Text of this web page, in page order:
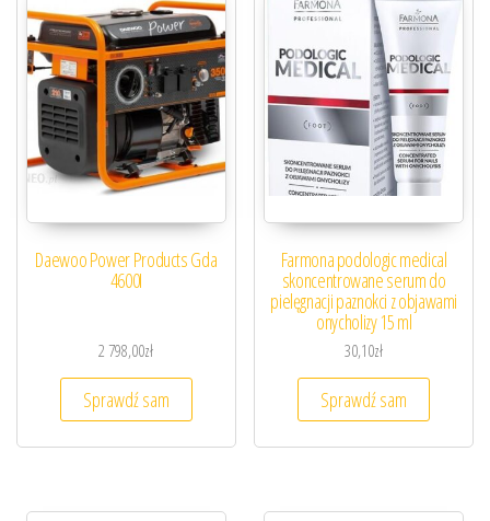
Daewoo Power Products Gda
4600I
2 798,00zł
Sprawdź sam
Farmona podologic medical
skoncentrowane serum do
pielęgnacji paznokci z objawami
onycholizy 15 ml
30,10zł
Sprawdź sam